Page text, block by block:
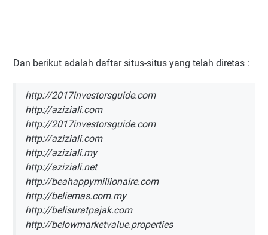
Dan berikut adalah daftar situs-situs yang telah diretas :
http://2017investorsguide.com
http://aziziali.com
http://2017investorsguide.com
http://aziziali.com
http://aziziali.my
http://aziziali.net
http://beahappymillionaire.com
http://beliemas.com.my
http://belisuratpajak.com
http://belowmarketvalue.properties